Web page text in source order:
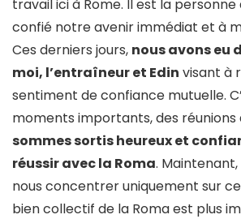
travail ici à Rome. Il est la personne
confié notre avenir immédiat et à
Ces derniers jours, nous avons eu
moi, l’entraîneur et Edin visant à
sentiment de confiance mutuelle.
moments importants, des réunions
sommes sortis heureux et
réussir avec la Roma.
nous concentrer uniquement sur
bien collectif de la Roma est plus